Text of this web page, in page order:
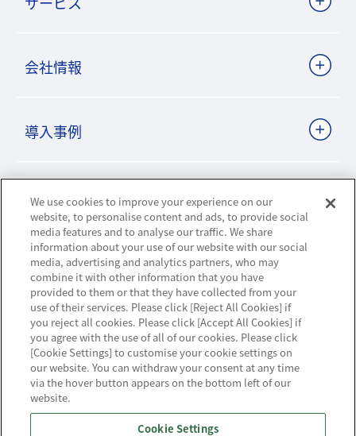
会社情報
導入事例
ビジネスパートナーサイト
ニュースリリース
お知らせ
お問い合わせ／サポート
ハウジング・クラウド・ストリーミングの
We use cookies to improve your experience on our
website, to personalise content and ads, to provide social
media features and to analyse our traffic. We share
information about your use of our website with our social
media, advertising and analytics partners, who may
combine it with other information that you have
provided to them or that they have collected from your
use of their services. Please click [Reject All Cookies] if
you reject all cookies. Please click [Accept All Cookies] if
you agree with the use of all of our cookies. Please click
[Cookie Settings] to customise your cookie settings on
our website. You can withdraw your consent at any time
via the hover button appears on the bottom left of our
website.
Cookie Settings